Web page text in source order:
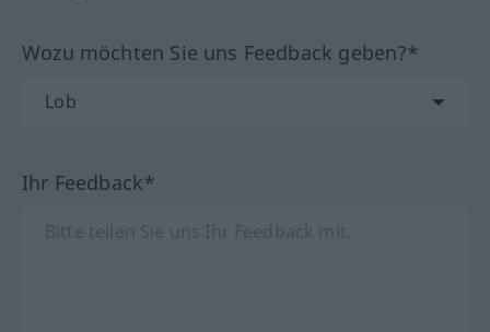
Wozu möchten Sie uns Feedback geben?*
Ihr Feedback*